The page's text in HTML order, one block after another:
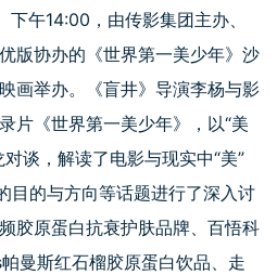
午14:00，由传影集团主办、
版协办的《世界第一美少年》沙
画举办。《盲井》导演李杨与影
片《世界第一美少年》，以“美
谈，解读了电影与现实中“美”
目的与方向等话题进行了深入讨
胶原蛋白抗衰护肤品牌、百悟科
曼斯红石榴胶原蛋白饮品、走